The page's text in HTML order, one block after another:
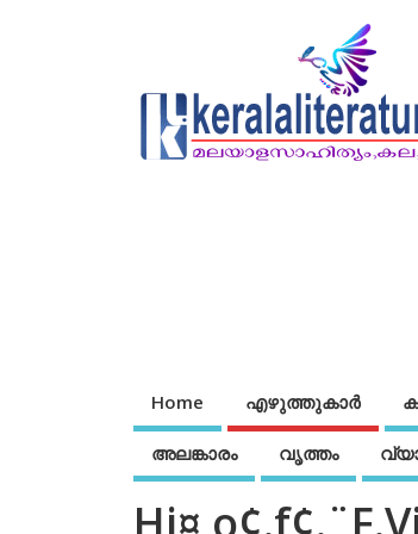
Home എഴുത്തുകാര്‍
അലങ്കാരം വൃത്തം